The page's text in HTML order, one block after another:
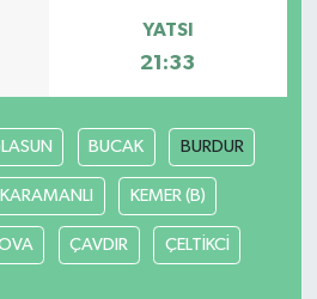
YATSI
21:33
BUCAK BURDUR
KARAMANLI KEMER (B)
ÇAVDIR ÇELTİKCİ